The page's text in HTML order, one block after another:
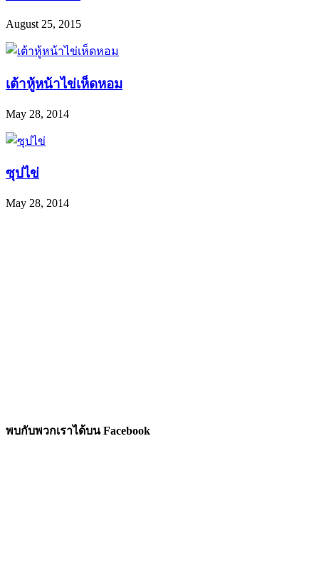
August 25, 2015
เต้าหู้หน้าไข่เห็ดหอม
May 28, 2014
ซุปไข่
May 28, 2014
พบกับพวกเราได้บน Facebook